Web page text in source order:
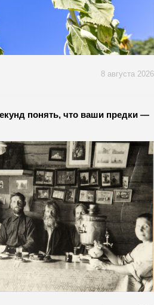
8 августа 2026
понять, что ваши предки —